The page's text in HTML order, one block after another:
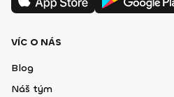
VÍC O NÁS
Blog
Náš tým